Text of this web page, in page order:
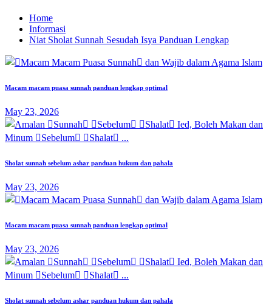
Home
Informasi
Niat Sholat Sunnah Sesudah Isya Panduan Lengkap
Macam macam puasa sunnah panduan lengkap optimal
May 23, 2026
Sholat sunnah sebelum ashar panduan hukum dan pahala
May 23, 2026
Macam macam puasa sunnah panduan lengkap optimal
May 23, 2026
Sholat sunnah sebelum ashar panduan hukum dan pahala